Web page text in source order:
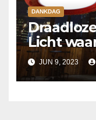
DANKDAG
Licht
nodig
JUN 9, 2023